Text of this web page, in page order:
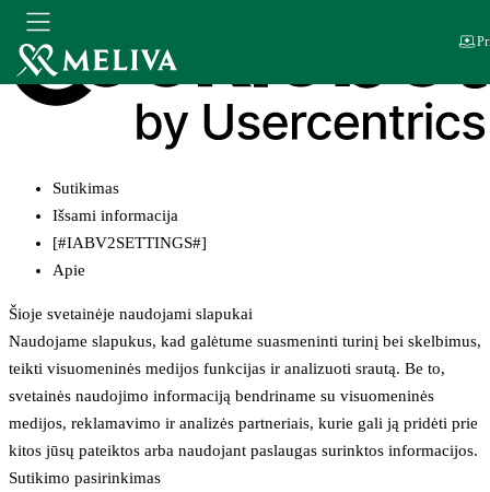
Sutikimas
Išsami informacija
[#IABV2SETTINGS#]
Apie
Šioje svetainėje naudojami slapukai
Naudojame slapukus, kad galėtume suasmeninti turinį bei skelbimus,
teikti visuomeninės medijos funkcijas ir analizuoti srautą. Be to,
svetainės naudojimo informaciją bendriname su visuomeninės
medijos, reklamavimo ir analizės partneriais, kurie gali ją pridėti prie
kitos jūsų pateiktos arba naudojant paslaugas surinktos informacijos.
Sutikimo pasirinkimas